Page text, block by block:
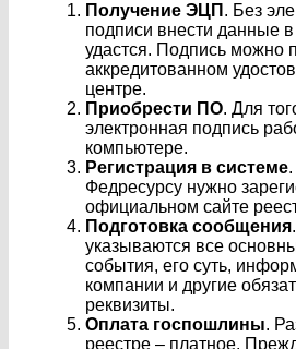
Получение ЭЦП . Без
подписи внести данные
удастся. Подпись можно
аккредитованном
центре.
Приобрести ПО. Для
электронная подпись
компьютере.
Регистрация в системе
Федресурсу нужно
официальном сайте
Подготовка сообщения
указываются все
события, его суть,
компании и другие
реквизиты.
Оплата госпошлины.
реестре – платное.